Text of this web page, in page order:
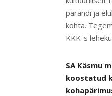
pärandi ja
kohta.
KKK-s
SA Käsmu
koostatud